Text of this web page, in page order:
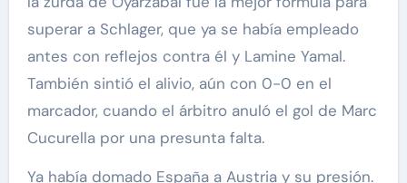
superar a Schlager, que ya se había empleado
antes con reflejos contra él y Lamine Yamal.
También sintió el alivio, aún con 0-0 en el
marcador, cuando el árbitro anuló el gol de Marc
Cucurella por una presunta falta.
Ya había domado España a Austria y su presión.